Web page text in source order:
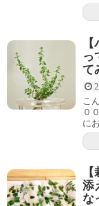
っ
て
こ
０
に
添
な